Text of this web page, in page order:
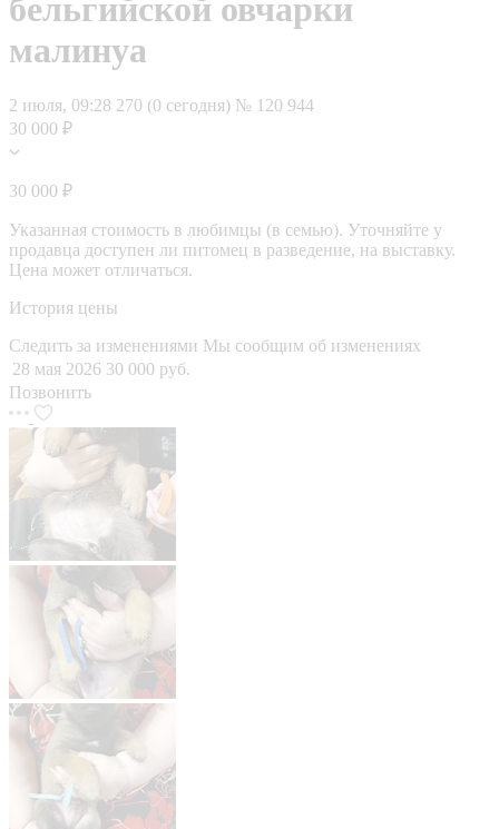
бельгийской овчарки
малинуа
2 июля, 09:28 270 (0 сегодня) № 120 944
30 000 ₽
30 000 ₽
Указанная стоимость в любимцы (в семью). Уточняйте у
продавца доступен ли питомец в разведение, на выставку.
Цена может отличаться.
История цены
Следить за изменениями Мы сообщим об изменениях
28 мая 2026 30 000 руб.
Позвонить